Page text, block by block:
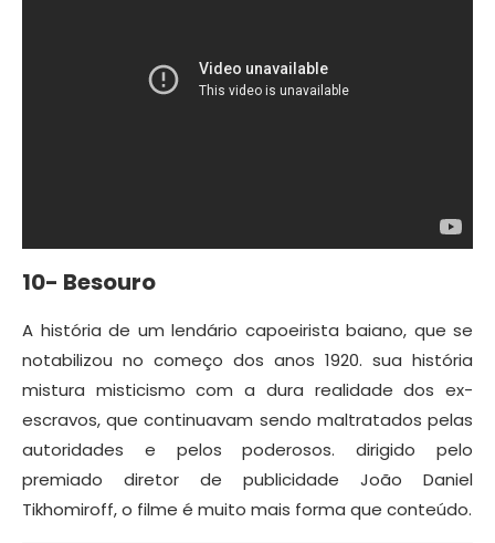
10- Besouro
A história de um lendário capoeirista baiano, que se
notabilizou no começo dos anos 1920. sua história
mistura misticismo com a dura realidade dos ex-
escravos, que continuavam sendo maltratados pelas
autoridades e pelos poderosos. dirigido pelo
premiado diretor de publicidade João Daniel
Tikhomiroff, o filme é muito mais forma que conteúdo.